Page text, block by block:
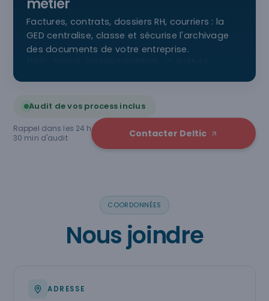
métier
Factures, contrats, dossiers RH, courriers : la
GED centralise, classe et sécurise l'archivage
des documents de votre entreprise.
Audit de vos process inclus
Rappel dans les 24 h
30 min d'audit
Contacter Deltic
COORDONNÉES
Nous joindre
ADRESSE